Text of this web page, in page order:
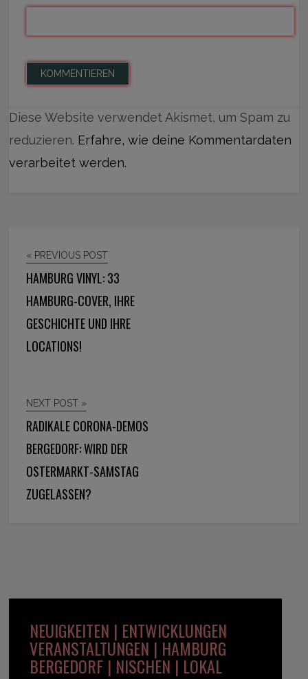
Diese Website verwendet Akismet, um Spam zu
reduzieren. Erfahre, wie deine Kommentardaten
verarbeitet werden.
« PREVIOUS POST
HAMBURG VINYL: 33
HAMBURG-COVER, IHRE
GESCHICHTE UND IHRE
LOCATIONS!
NEXT POST »
RADIKALE CORONA-DEMOS
BERGEDORF: WIRD DER
OSTERMARKT-SAMSTAG
ZUGELASSEN?
NEUIGKEITEN | ENTWICKLUNGEN
VERANSTALTUNGEN | HAMBURG
BERGEDORF | NISCHEN | LOKAL